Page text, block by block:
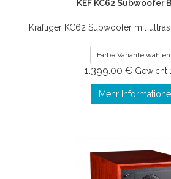
KEF KC62 Subwoofer
Kräftiger KC62 Subwoofer mit
Farbe Variante wählen
1.399.00 € Gewicht
Mehr